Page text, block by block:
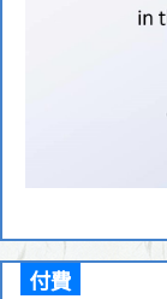
付費